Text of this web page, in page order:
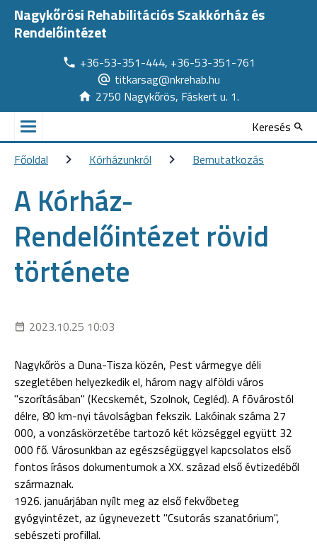
Nagykőrösi Rehabilitációs Szakkórház és
Rendelőintézet
+36-53-351-444, +36-53-351-761
titkarsag@nkrehab.hu
2750 Nagykőrös, Fáskert u. 1.
Keresés
Főoldal
Kórházunkról Bemutatkozás
A Kórház-
Rendelőintézet rövid
története
2023.10.25 10:03
Nagykőrös a Duna-Tisza közén, Pest vármegye déli
szegletében helyezkedik el, három nagy alföldi város
"szorításában" (Kecskemét, Szolnok, Cegléd). A fõvárostól
délre, 80 km-nyi távolságban fekszik. Lakóinak száma 27
000, a vonzáskörzetébe tartozó két községgel együtt 32
000 fő. Városunkban az egészségüggyel kapcsolatos első
fontos írásos dokumentumok a XX. század első évtizedéből
származnak.
1926. januárjában nyílt meg az első fekvőbeteg
gyógyintézet, az úgynevezett "Csutorás szanatórium",
sebészeti profillal.